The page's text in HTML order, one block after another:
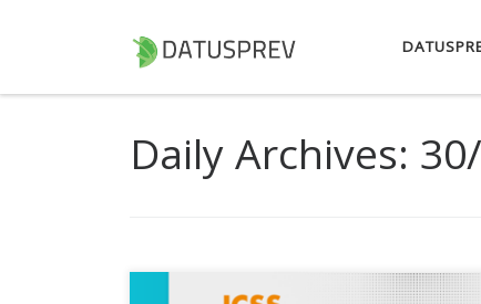
Skip to content
Daily Archives: